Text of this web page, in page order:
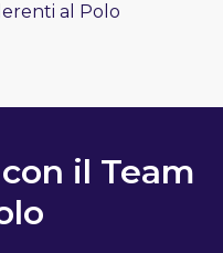
al Polo
il Team